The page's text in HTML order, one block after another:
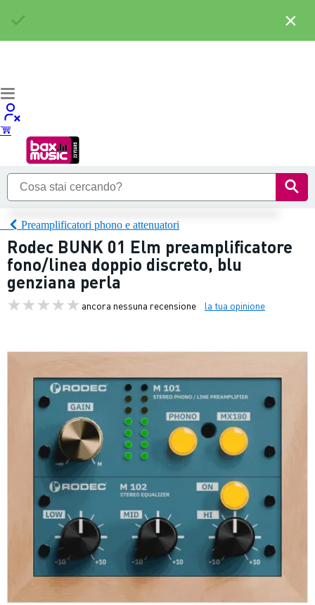
Preamplificatori phono e attenuatori
Rodec BUNK 01 Elm preamplificatore
fono/linea doppio discreto, blu
genziana perla
ancora nessuna recensione la tua opinione
×